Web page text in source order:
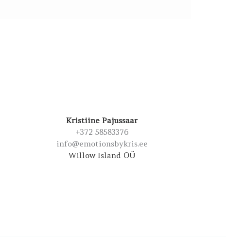
Kristiine Pajussaar
+372 58583376
info@emotionsbykris.ee
Willow Island OÜ